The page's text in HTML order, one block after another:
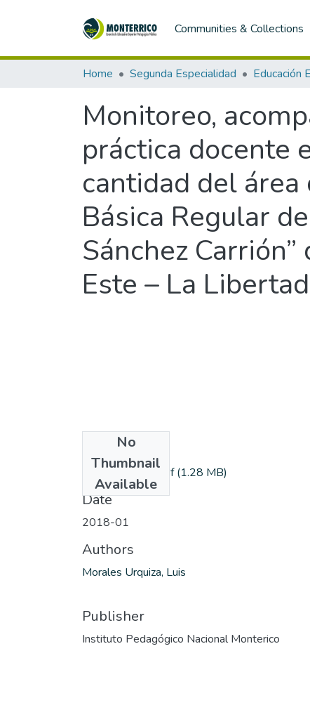
Communities & Collections
Home Segunda Especialidad
Monitoreo,
práctica docente
cantidad del
Básica Regular
Sánchez
Este – La Libertad
No
Thumbnail
Available
MoralesU_Luis.pdf(1.28 MB)
Date
2018-01
Authors
Morales Urquiza, Luis
Publisher
Instituto Pedagógico Nacional Monterico